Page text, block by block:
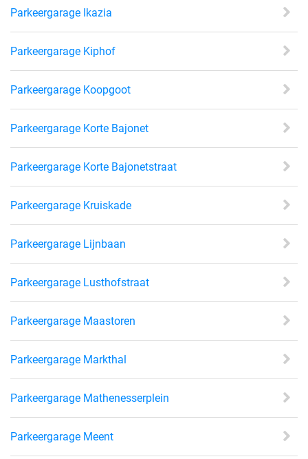
Parkeergarage Ikazia
Parkeergarage Kiphof
Parkeergarage Koopgoot
Parkeergarage Korte Bajonet
Parkeergarage Korte Bajonetstraat
Parkeergarage Kruiskade
Parkeergarage Lijnbaan
Parkeergarage Lusthofstraat
Parkeergarage Maastoren
Parkeergarage Markthal
Parkeergarage Mathenesserplein
Parkeergarage Meent